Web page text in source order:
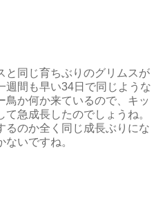
と同じ育ちぶりのグリムスが
週間も早い34日で同じような
か何か来ているので、キッ
て急成長したのでしょうね。
るのか全く同じ成長ぶりにな
いですね。